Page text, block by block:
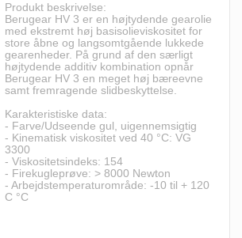
Produkt beskrivelse:
Berugear HV 3 er en højtydende gearolie
med ekstremt høj basisolieviskositet for
store åbne og langsomtgående lukkede
gearenheder. På grund af den særligt
højtydende additiv kombination opnår
Berugear HV 3 en meget høj bæreevne
samt fremragende slidbeskyttelse.
Karakteristiske data:
- Farve/Udseende gul, uigennemsigtig
- Kinematisk viskositet ved 40 °C: VG
3300
- Viskositetsindeks: 154
- Firekugleprøve: > 8000 Newton
- Arbejdstemperaturområde: -10 til + 120
C °C